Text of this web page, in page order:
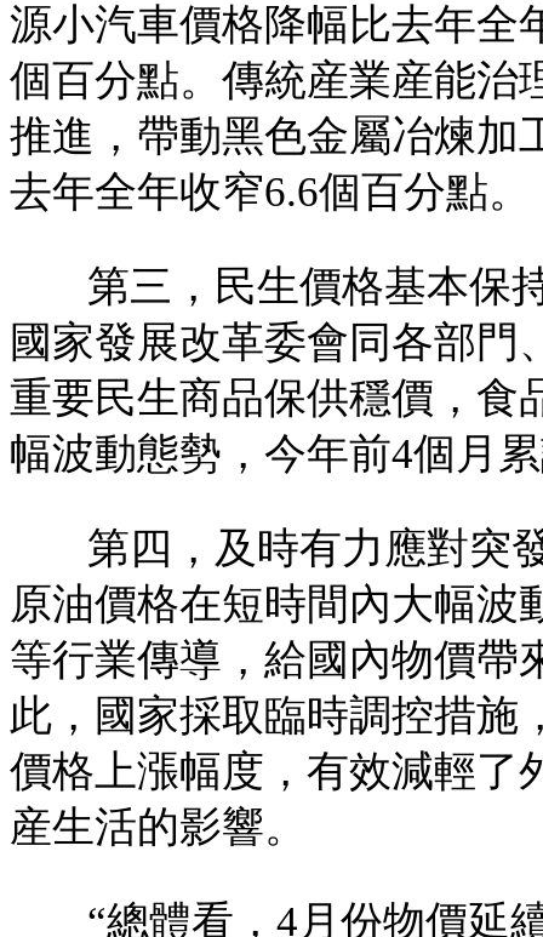
源小汽車價格降幅比去年全
個百分點。傳統産業産能治
推進，帶動黑色金屬冶煉加
去年全年收窄6.6個百分點。
第三，民生價格基本保
國家發展改革委會同各部門
重要民生商品保供穩價，食
幅波動態勢，今年前4個月
第四，及時有力應對突
原油價格在短時間內大幅波
等行業傳導，給國內物價帶
此，國家採取臨時調控措施
價格上漲幅度，有效減輕了
産生活的影響。
“總體看，4月份物價延